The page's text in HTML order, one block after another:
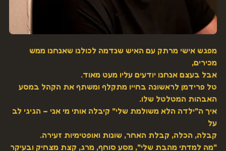
מכירים,
אבל בעצם אנחנו יודעים עליו מעט מאוד.
האבהות המטלטל שלו.
על
קבלה, הכלה, קבלת האחר, שונות ואופטימיות זעירה.